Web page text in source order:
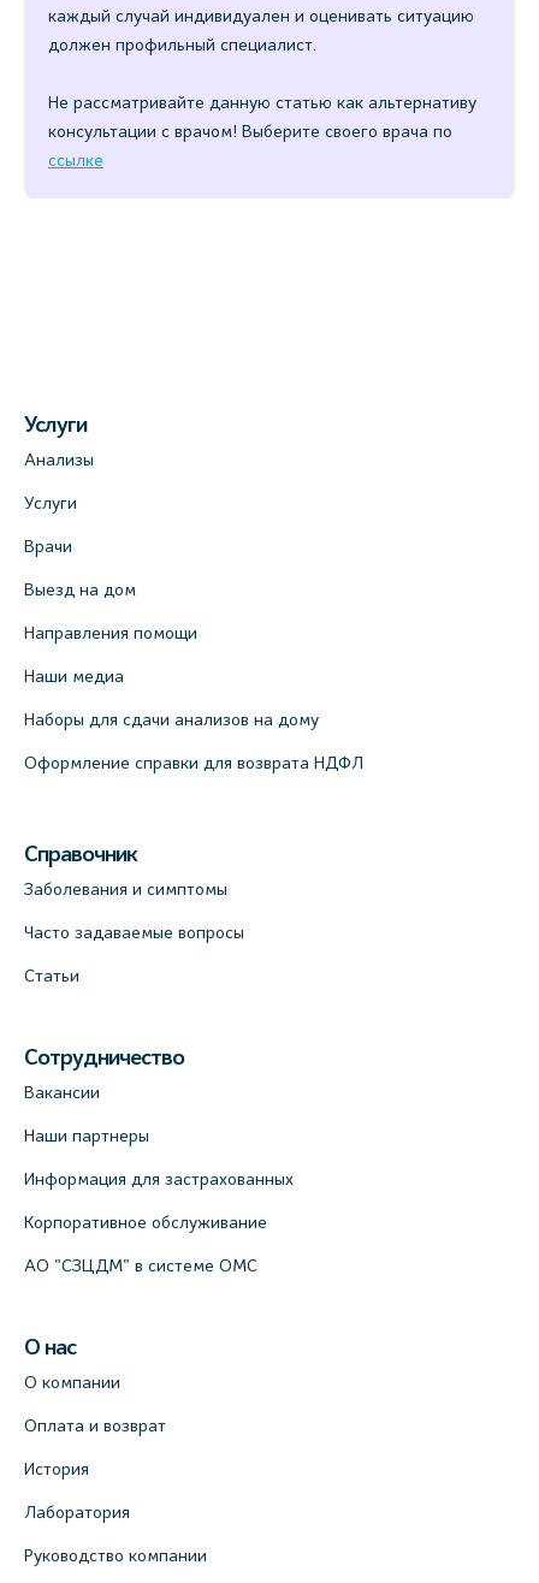
каждый случай индивидуален и оценивать ситуацию
должен профильный специалист.
Не рассматривайте данную статью как альтернативу
консультации с врачом! Выберите своего врача по
ссылке
Услуги
Анализы
Услуги
Врачи
Выезд на дом
Направления помощи
Наши медиа
Наборы для сдачи анализов на дому
Оформление справки для возврата НДФЛ
Справочник
Заболевания и симптомы
Часто задаваемые вопросы
Статьи
Сотрудничество
Вакансии
Наши партнеры
Информация для застрахованных
Корпоративное обслуживание
АО "СЗЦДМ" в системе ОМС
О нас
О компании
Оплата и возврат
История
Лаборатория
Руководство компании